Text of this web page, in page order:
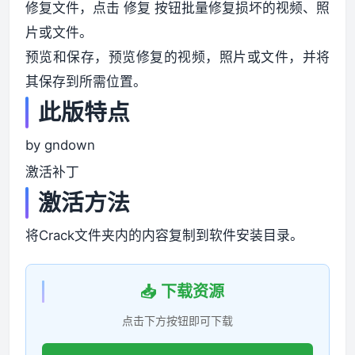
修复文件，点击 修复 按钮批量修复损坏的视频、照
片或文件。
预览和保存，预览修复的视频，照片或文件，并将
其保存到所需位置。
此版特点
by gndown
激活补丁
激活方法
将Crack文件夹内的内容复制到软件安装目录。
📥 下载资源
点击下方按钮即可下载